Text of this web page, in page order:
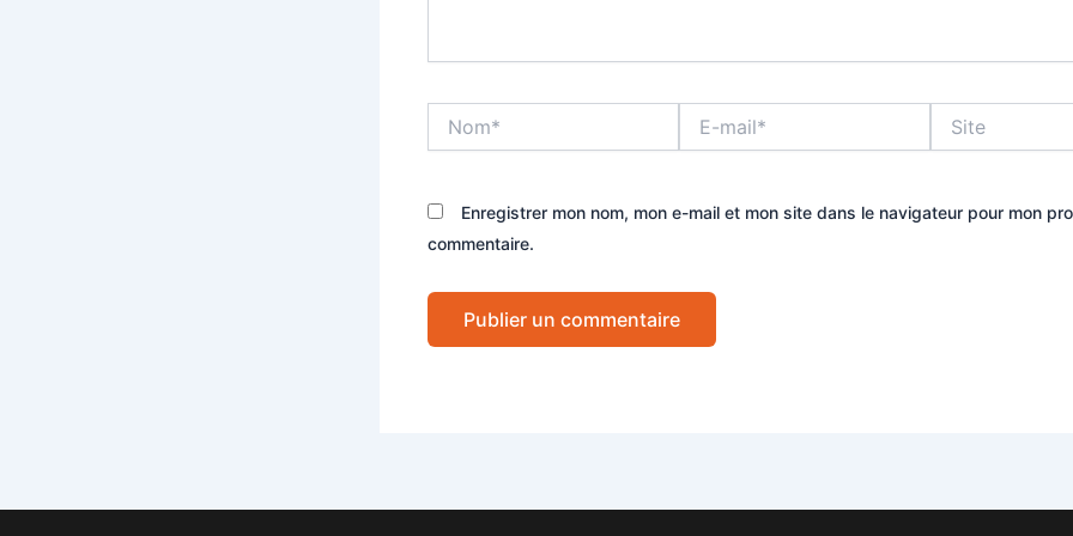
mail*
Enregistrer mon nom, mon e-mail et mon site dans le navigateur pour mon
commentaire.